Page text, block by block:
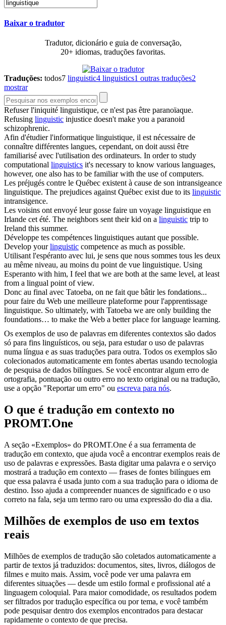
Baixar o tradutor
Tradutor, dicionário e guia de conversação,
20+ idiomas, traduções favoritas.
Traduções: todos7 linguistic4 linguistics1 outras traduções2
mostrar
Refuser l'iniquité linguistique, ce n'est pas être paranoïaque.
Refusing linguistic injustice doesn't make you a paranoid
schizophrenic.
Afin d'étudier l'informatique linguistique, il est nécessaire de
connaître différentes langues, cependant, on doit aussi être
familiarisé avec l'utilisation des ordinateurs. In order to study
computational linguistics it's necessary to know various languages,
however, one also has to be familiar with the use of computers.
Les préjugés contre le Québec existent à cause de son intransigeance
linguistique. The prejudices against Québec exist due to its linguistic
intransigence.
Les voisins ont envoyé leur gosse faire un voyage linguistique en
Irlande cet été. The neighbors sent their kid on a linguistic trip to
Ireland this summer.
Développe tes compétences linguistiques autant que possible.
Develop yourlinguistic competence as much as possible.
Utilisant l'espéranto avec lui, je sens que nous sommes tous les deux
au même niveau, au moins du point de vue linguistique. Using
Esperanto with him, I feel that we are both at the same level, at least
from a lingual point of view.
Donc au final avec Tatoeba, on ne fait que bâtir les fondations...
pour faire du Web une meilleure plateforme pour l'apprentissage
linguistique. So ultimately, with Tatoeba we are only building the
foundations… to make the Web a better place for language learning.
Os exemplos de uso de palavras em diferentes contextos são dados
só para fins linguísticos, ou seja, para estudar o uso de palavras
numa língua e as suas traduções para outra. Todos os exemplos são
colecionados automaticamente em fontes abertas usando tecnologia
de pesquisa de dados bilíngues. Se você encontrar algum erro de
ortografia, pontuação ou outro erro no texto original ou na tradução,
use a opção "Reportar um erro" ou escreva para nós.
O que é tradução em contexto no
PROMT.One
A seção «Exemplos» do PROMT.One é a sua ferramenta de
tradução em contexto, que ajuda você a encontrar exemplos reais de
uso de palavras e expressões. Basta digitar uma palavra e o serviço
mostrará a tradução em contexto — frases de fontes bilíngues em
que essa palavra é usada junto com a sua tradução para o idioma de
destino. Isso ajuda a compreender nuances de significado e o uso
correto na fala, seja um termo raro ou uma expressão do dia a dia.
Milhões de exemplos de uso em textos
reais
Milhões de exemplos de tradução são coletados automaticamente a
partir de textos já traduzidos: documentos, sites, livros, diálogos de
filmes e muito mais. Assim, você pode ver uma palavra em
diferentes situações — desde um estilo formal e profissional até a
linguagem coloquial. Para maior comodidade, os resultados podem
ser filtrados por tradução específica ou por tema, e você também
pode pesquisar dentro dos exemplos encontrados para destacar
rapidamente o contexto de que precisa.